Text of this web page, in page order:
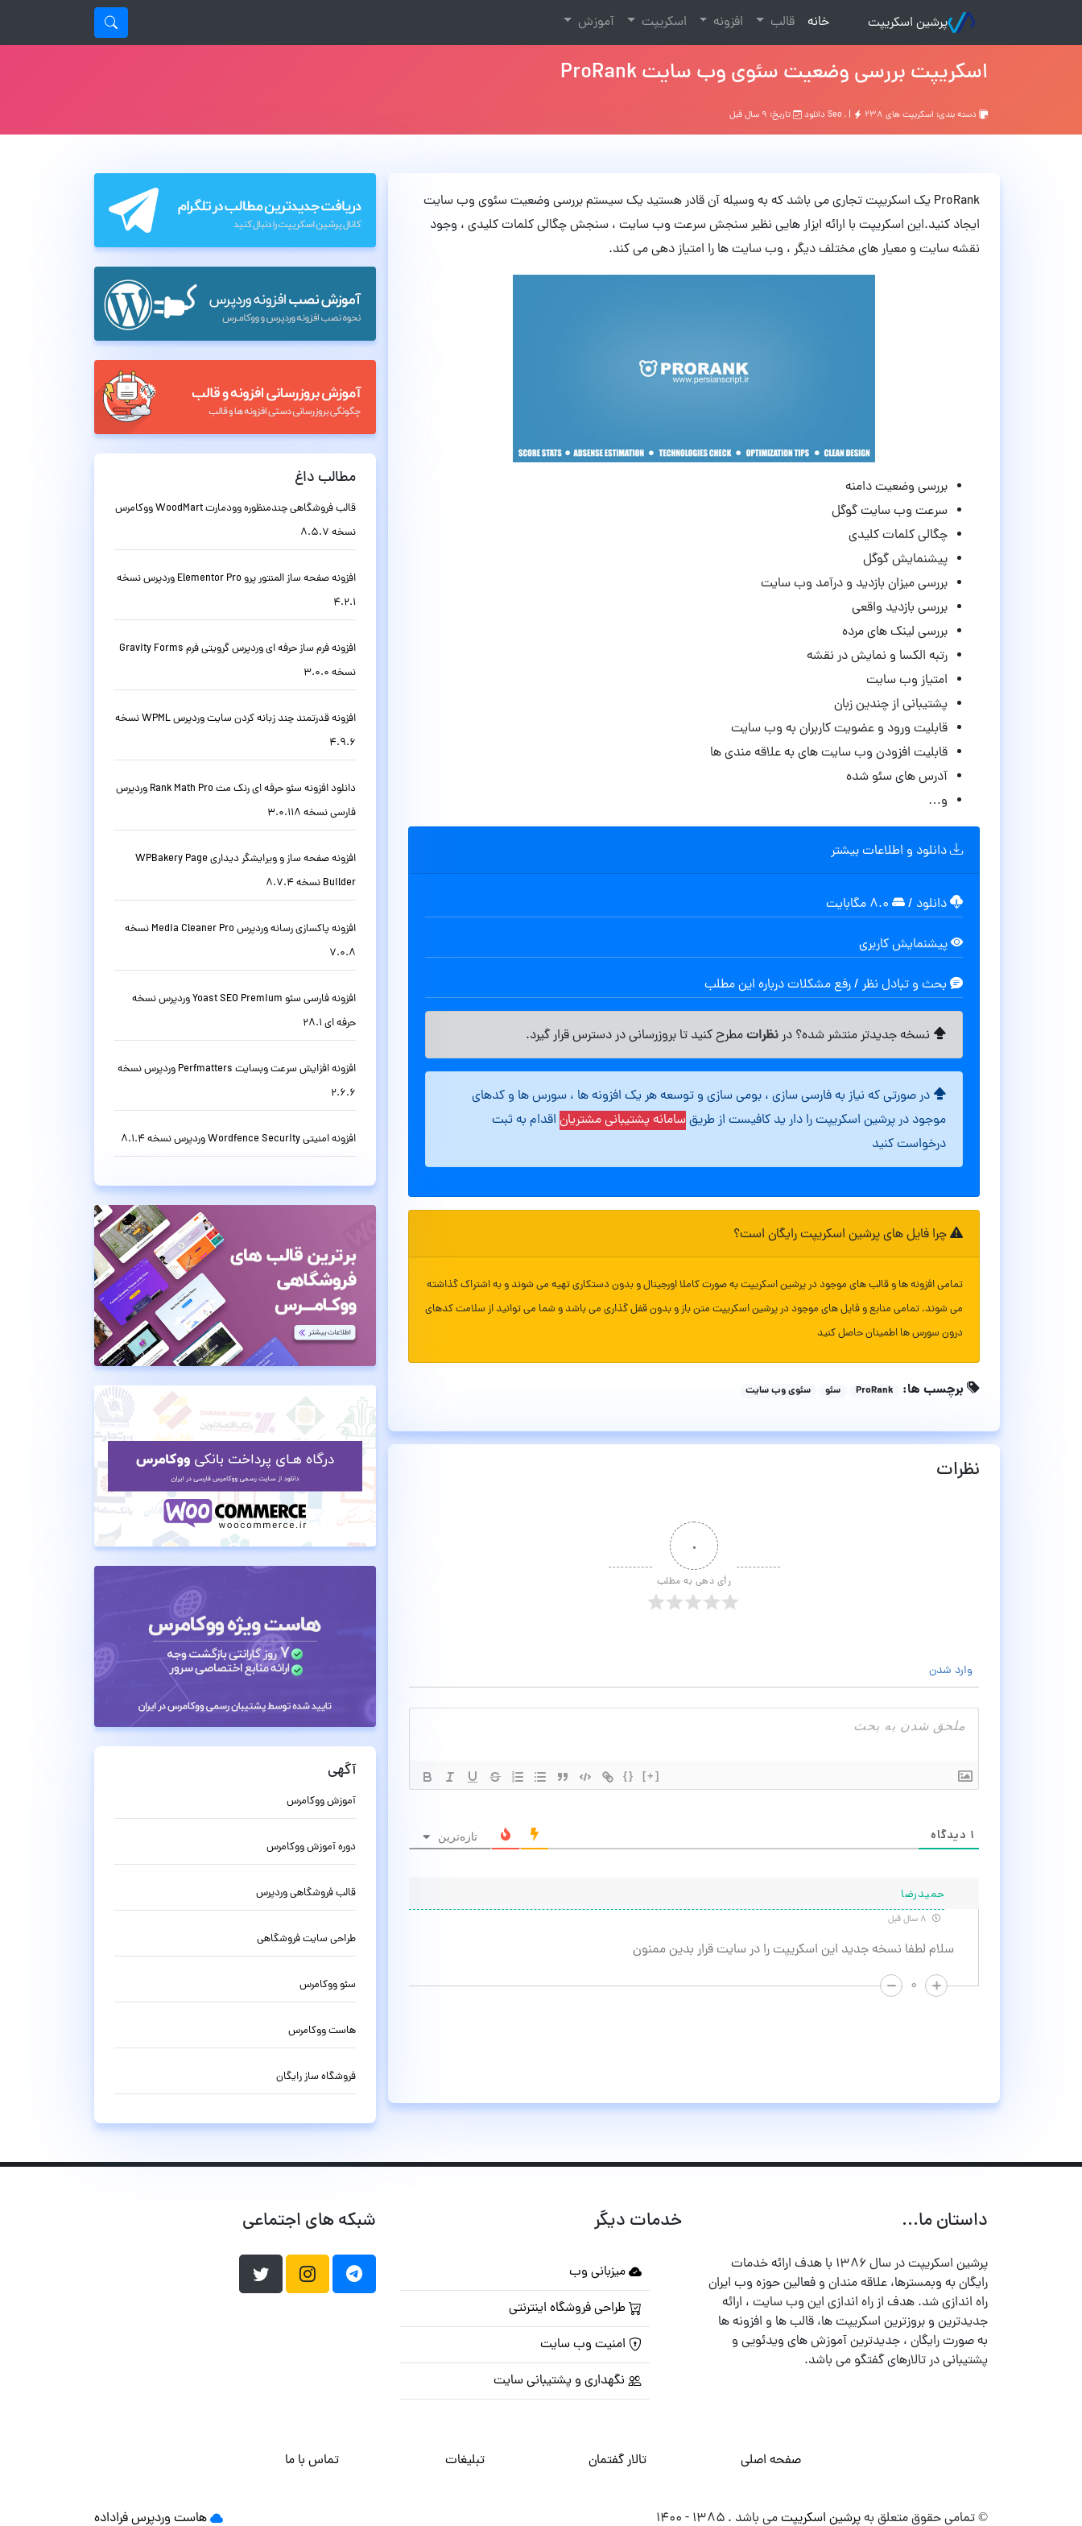
پرشین اسکریپت خانه
(current) قالب افزونه اسکریپت آموزش
اسکریپت بررسی وضعیت سئوی وب سایت ProRank
دسته بندی: اسکریپت های Seo , | ۲۳۸ دانلود تاریخ: ۹ سال قبل
ProRank یک اسکریپت تجاری می باشد که به وسیله آن قادر هستید یک سیستم بررسی وضعیت سئوی وب سایت
ایجاد کنید.این اسکریپت با ارائه ابزار هایی نظیر سنجش سرعت وب سایت ، سنجش چگالی کلمات کلیدی ، وجود
نقشه سایت و معیار های مختلف دیگر ، وب سایت ها را امتیاز دهی می کند.
بررسی وضعیت دامنه
سرعت وب سایت گوگل
چگالی کلمات کلیدی
پیشنمایش گوگل
بررسی میزان بازدید و درآمد وب سایت
بررسی بازدید واقعی
بررسی لینک های مرده
رتبه الکسا و نمایش در نقشه
امتیاز وب سایت
پشتیبانی از چندین زبان
قابلیت ورود و عضویت کاربران به وب سایت
قابلیت افزودن وب سایت های به علاقه مندی ها
آدرس های سئو شده
و…
دانلود و اطلاعات بیشتر
دانلود /
پیشنمایش کاربری
بحث و تبادل نظر / رفع مشکلات درباره این مطلب
نسخه جدیدتر منتشر شده؟ درنظراتمطرح کنید تا بروزرسانی در دسترس قرار گیرد.
در صورتی که نیاز به فارسی سازی ، بومی سازی و توسعه هر یک افزونه ها ، سورس ها و کدهای
موجود در پرشین اسکریپت را دار ید کافیست از طریقسامانه پشتیبانی مشتریان اقدام به ثبت
درخواست کنید
چرا فایل های پرشین اسکریپت رایگان است؟
تمامی افزونه ها و قالب های موجود در پرشین اسکریپت به صورت کاملا اورجینال و بدون دستکاری تهیه می شوند و به اشتراک گذاشته
می شوند. تمامی منابع و فایل های موجود در پرشین اسکریپت متن باز و بدون قفل گذاری می باشد و شما می توانید از سلامت کدهای
درون سورس ها اطمینان حاصل کنید
برچسب ها: ProRank سئو سئوی وب سایت
نظرات
۰
رأی دهی به مطلب
وارد شدن
{} [+]
۱ دیدگاه تازه‌ترین
حمیدرضا
سلام لطفا نسخه جدید این اسکریپت را در سایت قرار بدین ممنون
۰
مطالب داغ
قالب فروشگاهی چندمنظوره وودمارت WoodMart ووکامرس
نسخه 8.5.7
افزونه صفحه ساز المنتور پرو Elementor Pro وردپرس نسخه
4.2.1
افزونه فرم ساز حرفه ای وردپرس گرویتی فرم Gravity Forms
نسخه 3.0.0
افزونه قدرتمند چند زبانه کردن سایت وردپرس WPML نسخه
4.9.6
دانلود افزونه سئو حرفه ای رنک مث Rank Math Pro وردپرس
فارسی نسخه 3.0.118
افزونه صفحه ساز و ویرایشگر دیداری WPBakery Page
Builder نسخه 8.7.4
افزونه پاکسازی رسانه وردپرس Media Cleaner Pro نسخه
7.0.8
افزونه فارسی سئو Yoast SEO Premium وردپرس نسخه
حرفه ای 28.1
افزونه افزایش سرعت وبسایت Perfmatters وردپرس نسخه
2.6.6
افزونه امنیتی Wordfence Security وردپرس نسخه 8.1.4
آگهی
آموزش ووکامرس
دوره آموزش ووکامرس
قالب فروشگاهی وردپرس
طراحی سایت فروشگاهی
سئو ووکامرس
هاست ووکامرس
فروشگاه ساز رایگان
داستان ما...
پرشین اسکریپت در سال ۱۳۸۶ با هدف ارائه خدمات
رایگان به وبمسترها، علاقه مندان و فعالین حوزه وب ایران
راه اندازی شد. هدف از راه اندازی این وب سایت ، ارائه
جدیدترین و بروزترین اسکریپت ها، قالب ها و افزونه ها
به صورت رایگان ، جدیدترین آموزش های ویدئویی و
پشتیبانی در تالارهای گفتگو می باشد.
خدمات دیگر
میزبانی وب
طراحی فروشگاه اینترنتی
امنیت وب سایت
نگهداری و پشتیبانی سایت
شبکه های اجتماعی
صفحه اصلی تالار گفتمان تبلیغات تماس با ما
© تمامی حقوق متعلق بهپرشین اسکریپتمی باشد . ۱۳۸۵ - ۱۴۰۰ هاست وردپرسفراداده